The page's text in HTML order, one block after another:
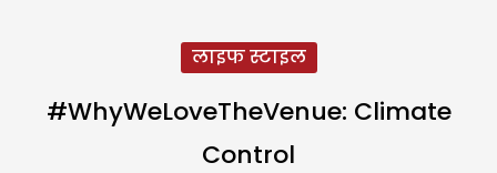
लाइफ स्टाइल
#WhyWeLoveTheVenue: Climate
Control